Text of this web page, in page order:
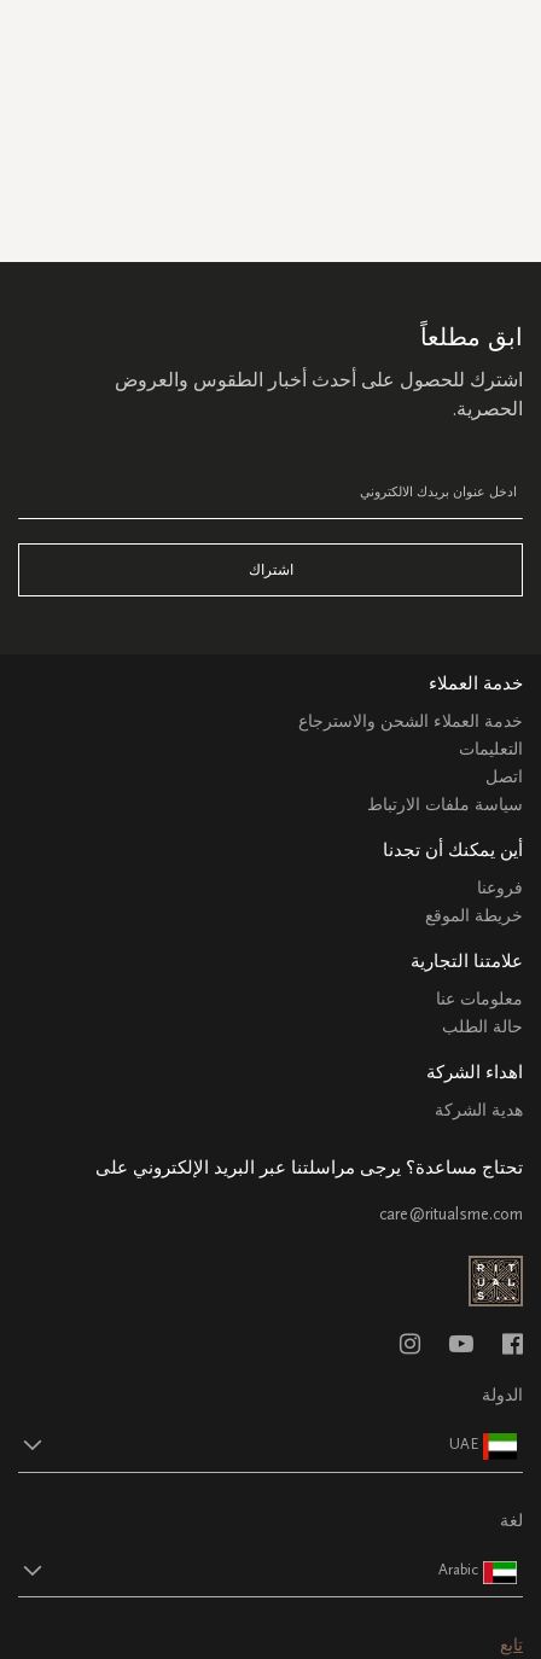
ابق مطلعاً
اشترك للحصول على أحدث أخبار الطقوس والعروض
الحصرية.
اشتراك
خدمة العملاء
خدمة العملاء الشحن والاسترجاع
التعليمات
اتصل
سياسة ملفات الارتباط
أين يمكنك أن تجدنا
فروعنا
خريطة الموقع
علامتنا التجارية
معلومات عنا
حالة الطلب
اهداء الشركة
هدية الشركة
تحتاج مساعدة؟ يرجى مراسلتنا عبر البريد الإلكتروني على
care@ritualsme.com
الدولة
UAE
لغة
Arabic
تابع